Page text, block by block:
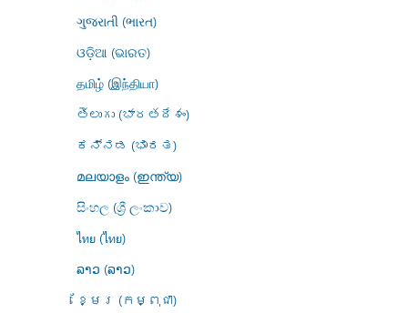
ગુજરાતી (ભારત)
ଓଡ଼ିଆ (ଭାରତ)
தமிழ் (இந்தியா)
తెలుగు (భారతదేశం)
ಕನ್ನಡ (ಭಾರತ)
മലയാളം (ഇന്ത്യ)
සිංහල (ශ්‍රී ලංකාව)
ไทย (ไทย)
ລາວ (ລາວ)
ខ្មែរ (កម្ពុជា)